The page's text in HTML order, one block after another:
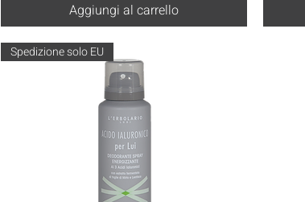
Aggiungi al carrello
Spedizione solo EU